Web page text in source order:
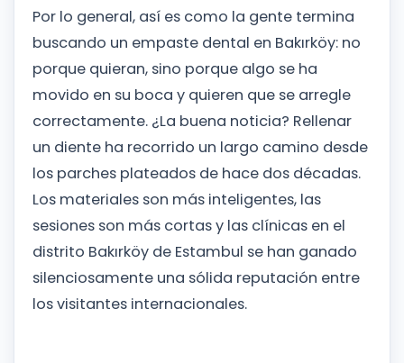
Por lo general, así es como la gente termina
buscando un empaste dental en Bakırköy: no
porque quieran, sino porque algo se ha
movido en su boca y quieren que se arregle
correctamente. ¿La buena noticia? Rellenar
un diente ha recorrido un largo camino desde
los parches plateados de hace dos décadas.
Los materiales son más inteligentes, las
sesiones son más cortas y las clínicas en el
distrito Bakırköy de Estambul se han ganado
silenciosamente una sólida reputación entre
los visitantes internacionales.